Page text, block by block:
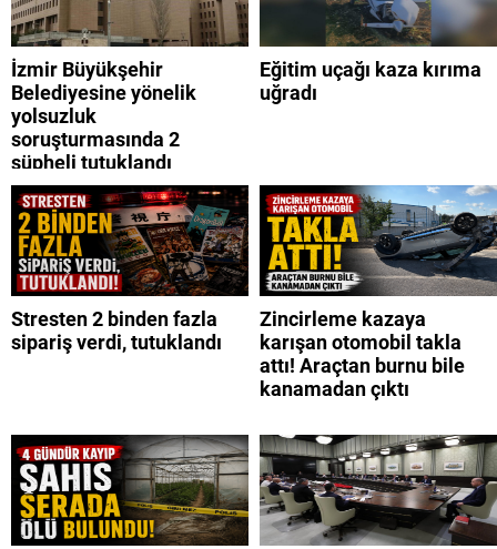
İzmir Büyükşehir
Belediyesine yönelik
yolsuzluk
soruşturmasında 2
şüpheli tutuklandı
Eğitim uçağı kaza kırıma
uğradı
Stresten 2 binden fazla
sipariş verdi, tutuklandı
Zincirleme kazaya
karışan otomobil takla
attı! Araçtan burnu bile
kanamadan çıktı